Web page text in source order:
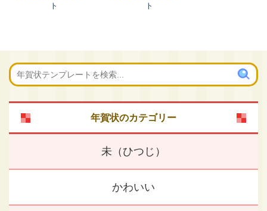
ト
ト
年賀状のカテゴリー
未（ひつじ）
かわいい